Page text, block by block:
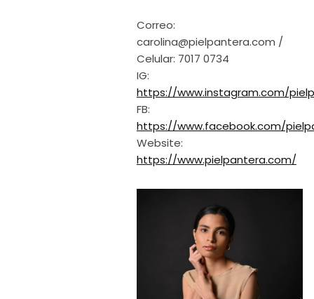
Correo:
carolina@pielpantera.com /
Celular: 7017 0734
IG:
https://www.instagram.com/
FB:
https://www.facebook.com/
Website:
https://www.pielpantera.com/